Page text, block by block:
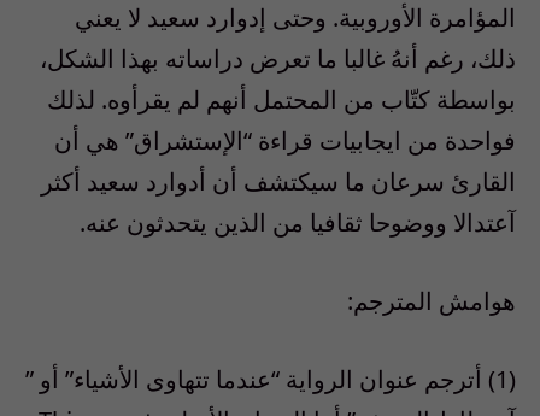
المؤامرة الأوروبية. وحتى إدوارد سعيد لا يعني
ذلك، رغم أنهُ غالبا ما تعرض دراساته بهذا الشكل،
بواسطة كتّاب من المحتمل أنهم لم يقرأوه. لذلك
فواحدة من ايجابيات قراءة “الإستشراق” هي أن
القارئ سرعان ما سيكتشف أن أدوارد سعيد أكثر
آعتدالا ووضوحا ثقافيا من الذين يتحدثون عنه.
هوامش المترجم:
(1) أترجم عنوان الرواية “عندما تتهاوى الأشياء” أو ”